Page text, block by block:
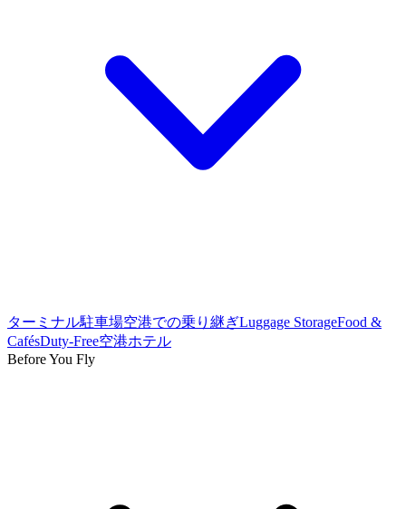
ターミナル駐車場空港での乗り継ぎLuggage StorageFood &
CafésDuty-Free空港ホテル
Before You Fly